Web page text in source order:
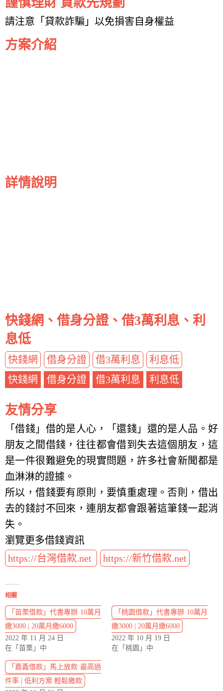
請注意「貸款詐騙」以免損害自身權益
方案介紹
詳情說明
快錢網、借身分證、借3萬利息、利
息低
快錢網 借身分證 借3萬利息
利息低
快錢網
借身分證 借3萬利息 利息低
友情分享
「借錢」借的是人心，「還錢」還的是人品。好
朋友之間借錢，往往都會借到失去這個朋友，這
是一件很難避免的現實問題，許多社會新聞都是
血淋淋的證據。
所以，借錢要有原則，要慎重處理。否則，借出
去的錢討不回來，連朋友都會跟著這筆錢一起消
失。
瀏覽更多借錢資訊
https://台灣借款.net
https://新竹借款.net
相關
「苗栗借款」代書專辦 10萬月
繳3000 | 20萬月繳6000
2022 年 11 月 24 日
在「苗栗」中
「桃園借款」代書專辦 10萬月
繳3000 | 20萬月繳6000
2022 年 10 月 19 日
在「桃園」中
「嘉義借款」馬上放款 最高過
件率 | 低利方案 輕鬆繳款